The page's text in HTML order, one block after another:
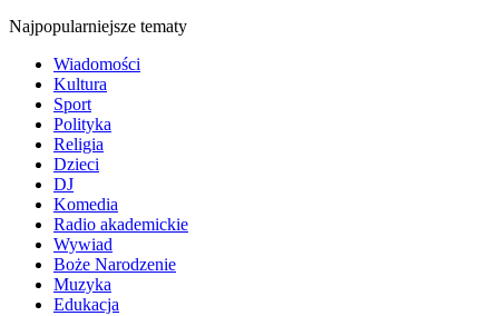
Najpopularniejsze tematy
Wiadomości
Kultura
Sport
Polityka
Religia
Dzieci
DJ
Komedia
Radio akademickie
Wywiad
Boże Narodzenie
Muzyka
Edukacja